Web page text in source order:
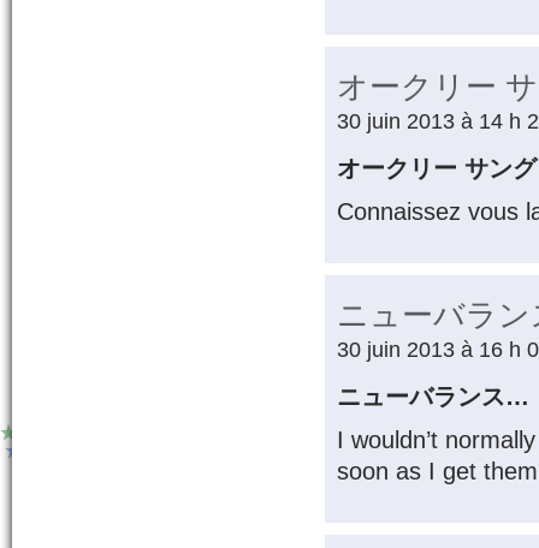
オークリー
30 juin 2013 à 14 h
オークリー サン
Connaissez vous
ニューバラン
30 juin 2013 à 16 h
ニューバランス…
I wouldn’t
soon as I get